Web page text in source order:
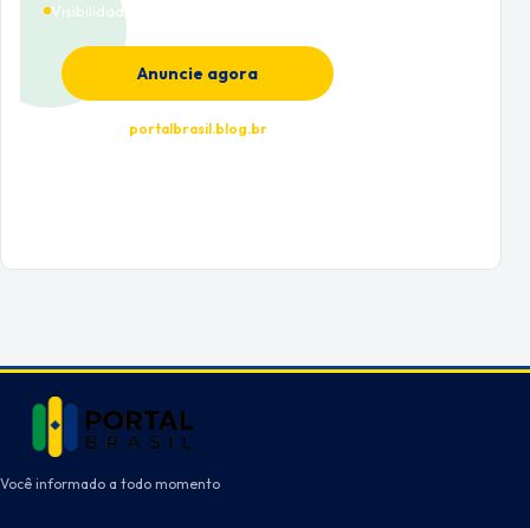
Visibilidade premium
Anuncie agora
portalbrasil.blog.br
Você informado a todo momento